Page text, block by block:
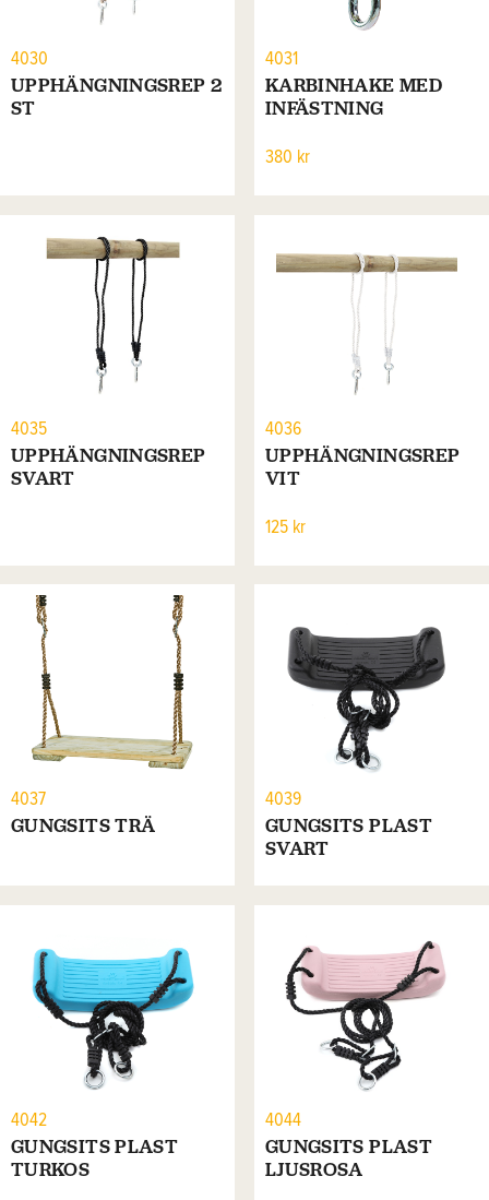
4030
UPPHÄNGNINGSREP 2
ST
4031
KARBINHAKE MED
INFÄSTNING
380 kr
4035
UPPHÄNGNINGSREP
SVART
4036
UPPHÄNGNINGSREP
VIT
125 kr
4037
GUNGSITS TRÄ
4039
GUNGSITS PLAST
SVART
4042
GUNGSITS PLAST
TURKOS
4044
GUNGSITS PLAST
LJUSROSA